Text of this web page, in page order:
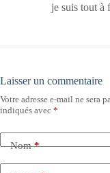
je suis tout à
Laisser un commentaire
Votre adresse e-mail ne sera
indiqués avec *
Nom*